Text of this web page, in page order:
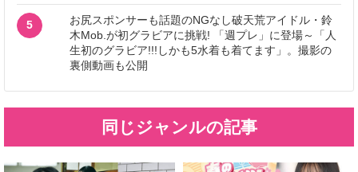
5
お尻スポンサーも話題のNGなし破天荒アイドル・鈴
木Mob.が初グラビアに挑戦! 「週プレ」に登場～「人
生初のグラビア!!!しかも5水着も着てます」。撮影の
裏側動画も公開
同じジャンルの記事